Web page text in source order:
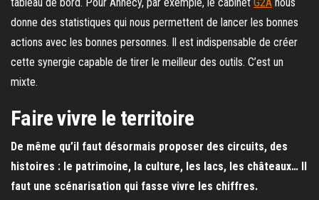
donne des statistiques qui nous permettent de lancer les bonnes
actions avec les bonnes personnes. Il est indispensable de créer
cette synergie capable de tirer le meilleur des outils. C’est un
mixte.
Faire vivre le territoire
De même qu’il faut désormais proposer des circuits, des
histoires : le patrimoine, la culture, les lacs, les châteaux… Il
faut une scénarisation qui fasse vivre les chiffres.